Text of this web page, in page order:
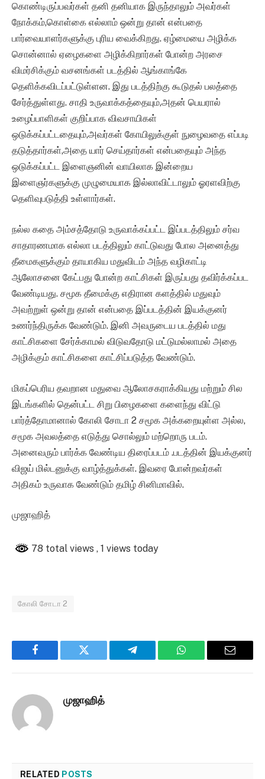
கொண்டிருப்பவர்கள் தனி தனியாக இருந்தாலும் அவர்கள்
நோக்கம்,கொள்கை எல்லாம் ஒன்று தான் என்பதை
பார்வையாளர்களுக்கு புரிய வைக்கிறது. ஏழ்மையை அழிக்க
சொன்னால் ஏழைகளை அழிக்கிறார்கள் போன்ற அரசை
விமர்சிக்கும் வசனங்கள் படத்தில் ஆங்காங்கே
தெளிக்கவிடப்பட்டுள்ளன. இது படத்திற்கு கூடுதல் பலத்தை
சேர்த்துள்ளது. சாதி உருவாக்கத்தையும்,அதன் பெயரால்
உழைப்பாளிகள் குறிப்பாக விவசாயிகள்
ஒடுக்கப்பட்டதையும்,அவர்கள் கோயிலுக்குள் நுழைவதை எப்படி
தடுத்தார்கள்,அதை யார் செய்தார்கள் என்பதையும் அந்த
ஒடுக்கப்பட்ட இளைஞனின் வாயிலாக இன்றைய
இளைஞர்களுக்கு முழுமையாக இல்லாவிட்டாலும் ஓரளவிற்கு
தெளிவுபடுத்தி உள்ளார்கள்.
நல்ல கதை அம்சத்தோடு உருவாக்கப்பட்ட இப்படத்திலும் சர்வ
சாதாரணமாக எல்லா படத்திலும் காட்டுவது போல அனைத்து
தீமைகளுக்கும் தாயாகிய மதுவிடம் அந்த வழிகாட்டி
ஆலோசனை கேட்பது போன்ற காட்சிகள் இருப்பது தவிர்க்கப்பட
வேண்டியது. சமூக தீமைக்கு எதிரான களத்தில் மதுவும்
அவற்றுள் ஒன்று தான் என்பதை இப்படத்தின் இயக்குனர்
உணர்ந்திருக்க வேண்டும். இனி அவருடைய படத்தில் மது
காட்சிகளை சேர்க்காமல் விடுவதோடு மட்டுமல்லாமல் அதை
அழிக்கும் காட்சிகளை காட்சிப்படுத்த வேண்டும்.
மிகப்பெரிய தவறான மதுவை ஆலோசகராக்கியது மற்றும் சில
இடங்களில் தென்பட்ட சிறு பிழைகளை களைந்து விட்டு
பார்த்தோமானால் கோலி சோடா 2 சமூக அக்கறையுள்ள அல்ல,
சமூக அவலத்தை எடுத்து சொல்லும் மற்றொரு படம்.
அனைவரும் பார்க்க வேண்டிய திரைப்படம் .படத்தின் இயக்குனர்
விஜய் மில்டனுக்கு வாழ்த்துக்கள். இவரை போன்றவர்கள்
அதிகம் உருவாக வேண்டும் தமிழ் சினிமாவில்.
முஜாஹித்
78 total views , 1 views today
கோலி சோடா 2
Facebook Twitter Telegram WhatsApp Email
முஜாஹித்
RELATED POSTS